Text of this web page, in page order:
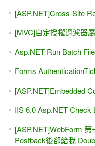
[ASP.NET]Cross-Site
[MVC]自定授權過濾器
Asp.NET Run Batch
Forms
[ASP.NET]Embedded
IIS 6.0 Asp.NET Check
[ASP.NET]WebForm
Postback後卻給我